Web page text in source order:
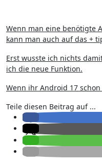
Wenn man eine benötigte
kann man auch auf das +
Erst wusste ich nichts
ich die neue Funktion.
Wenn ihr Android 17
Teile diesen Beitrag auf ...